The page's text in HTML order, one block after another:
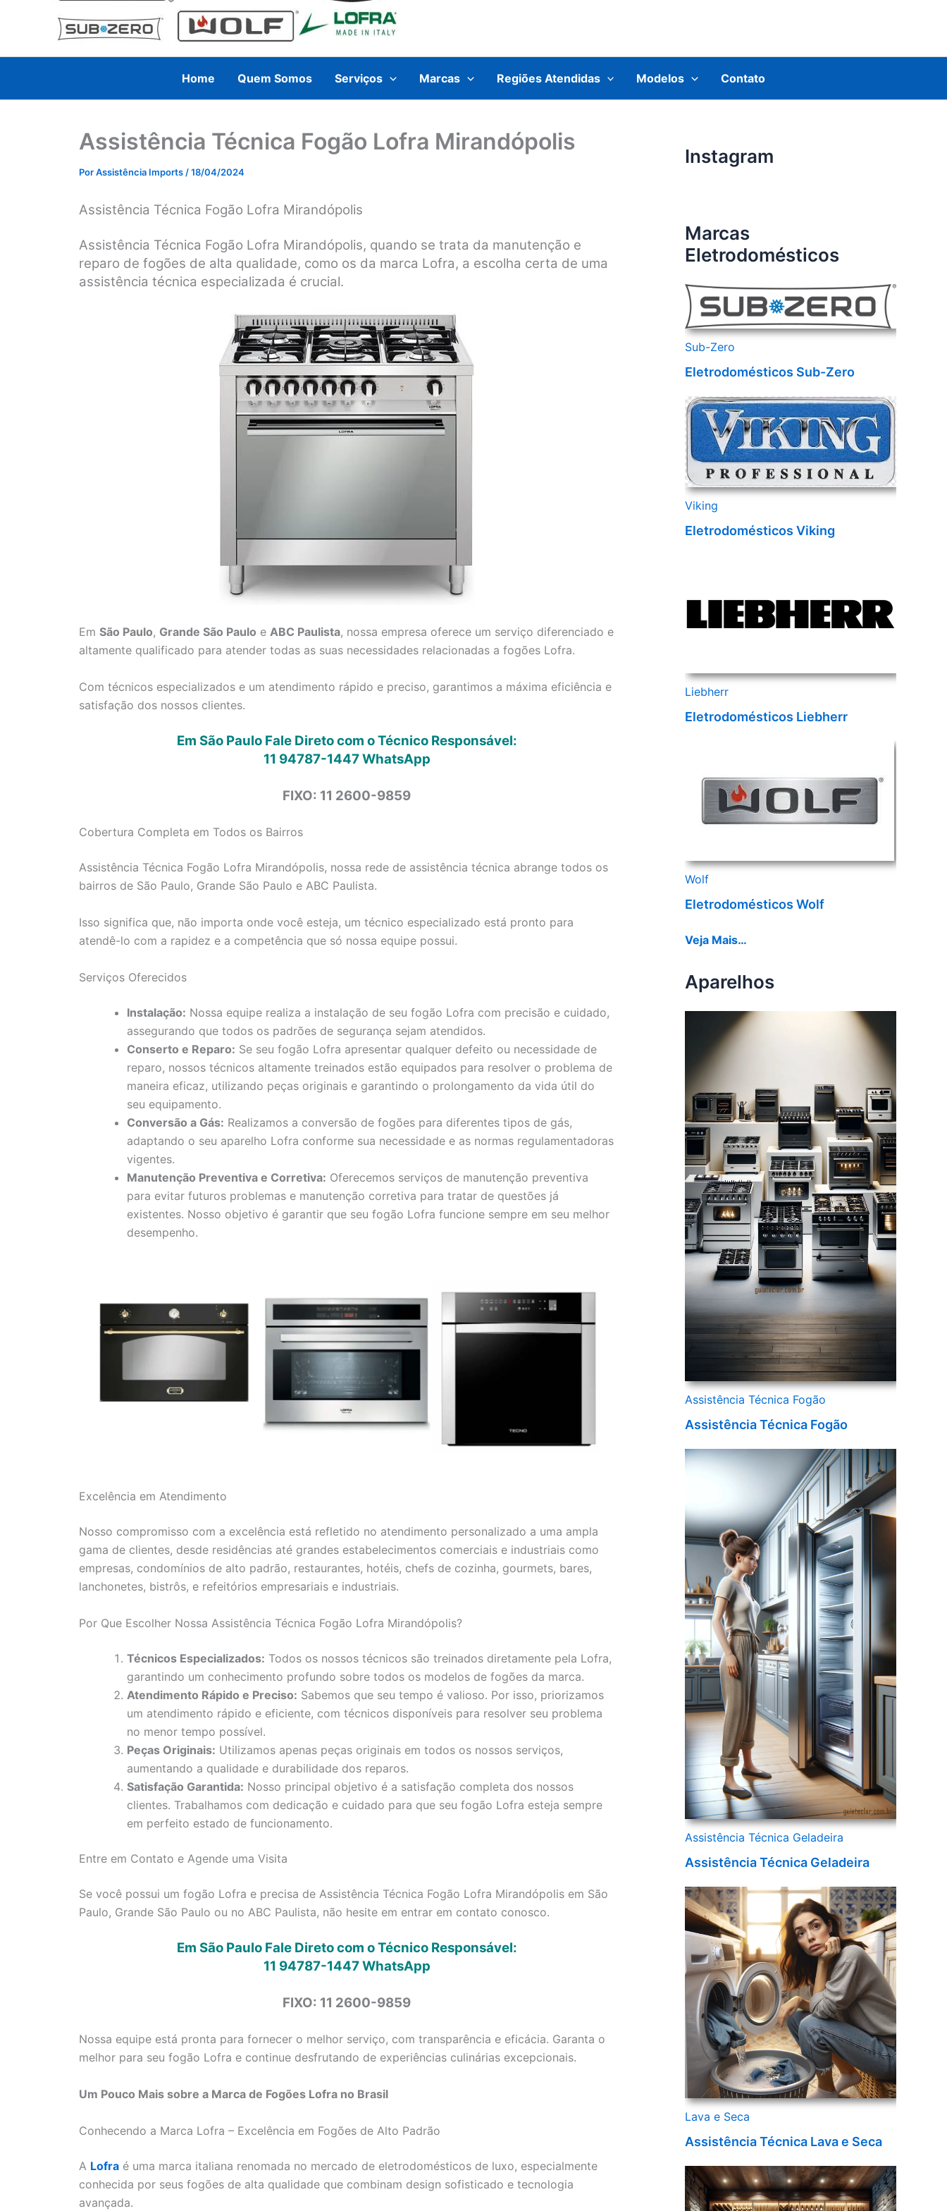
Home Quem Somos Serviços Marcas Regiões Atendidas Modelos Contato
Assistência Técnica Fogão Lofra Mirandópolis
PorAssistência Imports /18/04/2024
Assistência Técnica Fogão Lofra Mirandópolis
Assistência Técnica Fogão Lofra Mirandópolis, quando se trata da manutenção e
reparo de fogões de alta qualidade, como os da marca Lofra, a escolha certa de uma
assistência técnica especializada é crucial.
Em São Paulo, Grande São Paulo e ABC Paulista, nossa empresa oferece um serviço diferenciado e
altamente qualificado para atender todas as suas necessidades relacionadas a fogões Lofra.
Com técnicos especializados e um atendimento rápido e preciso, garantimos a máxima eficiência e
satisfação dos nossos clientes.
Em São Paulo Fale Direto com o Técnico Responsável:
11 94787-1447WhatsApp
FIXO: 11 2600-9859
Cobertura Completa em Todos os Bairros
Assistência Técnica Fogão Lofra Mirandópolis, nossa rede de assistência técnica abrange todos os
bairros de São Paulo, Grande São Paulo e ABC Paulista.
Isso significa que, não importa onde você esteja, um técnico especializado está pronto para
atendê-lo com a rapidez e a competência que só nossa equipe possui.
Serviços Oferecidos
Instalação: Nossa equipe realiza a instalação de seu fogão Lofra com precisão e cuidado,
assegurando que todos os padrões de segurança sejam atendidos.
Conserto e Reparo: Se seu fogão Lofra apresentar qualquer defeito ou necessidade de
reparo, nossos técnicos altamente treinados estão equipados para resolver o problema de
maneira eficaz, utilizando peças originais e garantindo o prolongamento da vida útil do
seu equipamento.
Conversão a Gás: Realizamos a conversão de fogões para diferentes tipos de gás,
adaptando o seu aparelho Lofra conforme sua necessidade e as normas regulamentadoras
vigentes.
Manutenção Preventiva e Corretiva: Oferecemos serviços de manutenção preventiva
para evitar futuros problemas e manutenção corretiva para tratar de questões já
existentes. Nosso objetivo é garantir que seu fogão Lofra funcione sempre em seu melhor
desempenho.
Excelência em Atendimento
Nosso compromisso com a excelência está refletido no atendimento personalizado a uma ampla
gama de clientes, desde residências até grandes estabelecimentos comerciais e industriais como
empresas, condomínios de alto padrão, restaurantes, hotéis, chefs de cozinha, gourmets, bares,
lanchonetes, bistrôs, e refeitórios empresariais e industriais.
Por Que Escolher Nossa Assistência Técnica Fogão Lofra Mirandópolis?
Técnicos Especializados: Todos os nossos técnicos são treinados diretamente pela Lofra,
garantindo um conhecimento profundo sobre todos os modelos de fogões da marca.
Atendimento Rápido e Preciso: Sabemos que seu tempo é valioso. Por isso, priorizamos
um atendimento rápido e eficiente, com técnicos disponíveis para resolver seu problema
no menor tempo possível.
Peças Originais: Utilizamos apenas peças originais em todos os nossos serviços,
aumentando a qualidade e durabilidade dos reparos.
Satisfação Garantida: Nosso principal objetivo é a satisfação completa dos nossos
clientes. Trabalhamos com dedicação e cuidado para que seu fogão Lofra esteja sempre
em perfeito estado de funcionamento.
Entre em Contato e Agende uma Visita
Se você possui um fogão Lofra e precisa de Assistência Técnica Fogão Lofra Mirandópolis em São
Paulo, Grande São Paulo ou no ABC Paulista, não hesite em entrar em contato conosco.
Em São Paulo Fale Direto com o Técnico Responsável:
11 94787-1447WhatsApp
FIXO: 11 2600-9859
Nossa equipe está pronta para fornecer o melhor serviço, com transparência e eficácia. Garanta o
melhor para seu fogão Lofra e continue desfrutando de experiências culinárias excepcionais.
Um Pouco Mais sobre a Marca de Fogões Lofra no Brasil
Conhecendo a Marca Lofra – Excelência em Fogões de Alto Padrão
A Lofra é uma marca italiana renomada no mercado de eletrodomésticos de luxo, especialmente
conhecida por seus fogões de alta qualidade que combinam design sofisticado e tecnologia
avançada.
Instagram
Marcas
Eletrodomésticos
Sub-Zero
Eletrodomésticos Sub-Zero
Viking
Eletrodomésticos Viking
Liebherr
Eletrodomésticos Liebherr
Wolf
Eletrodomésticos Wolf
Veja Mais…
Aparelhos
Assistência Técnica Fogão
Assistência Técnica Fogão
Assistência Técnica Geladeira
Assistência Técnica Geladeira
Lava e Seca
Assistência Técnica Lava e Seca